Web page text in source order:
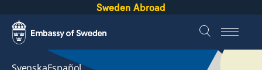
Sweden Abroad